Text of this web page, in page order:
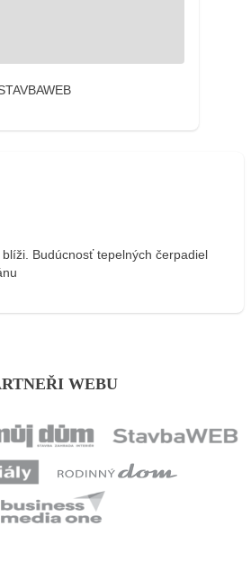
Budúcnosť tepelných čerpadiel
WEBU